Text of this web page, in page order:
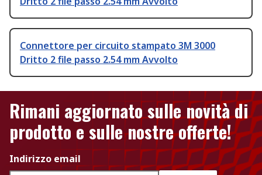
Connettore per circuito stampato 3M 3000
Dritto 2 file passo 2.54 mm Avvolto
Rimani aggiornato sulle novità di
prodotto e sulle nostre offerte!
Indirizzo email